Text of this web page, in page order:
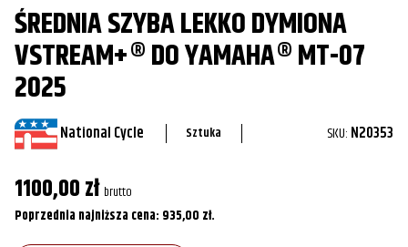
ŚREDNIA SZYBA LEKKO DYMIONA
VSTREAM+® DO YAMAHA® MT-07
2025
National Cycle Sztuka SKU: N20353
1100,00zł brutto
Poprzednia najniższa cena: 935,00 zł.